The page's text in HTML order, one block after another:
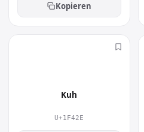
Kopieren
Kuh
U+1F42E